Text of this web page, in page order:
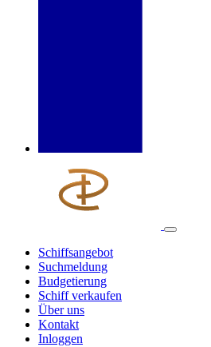
Schiffsangebot
Suchmeldung
Budgetierung
Schiff verkaufen
Über uns
Kontakt
Inloggen